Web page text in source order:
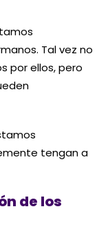
Tal vez no
por ellos, pero
tengan a
de los